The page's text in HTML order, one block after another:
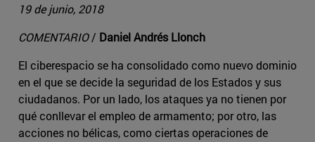
19 de junio, 2018
COMENTARIO/ Daniel Andrés Llonch
El ciberespacio se ha consolidado como nuevo dominio
en el que se decide la seguridad de los Estados y sus
ciudadanos. Por un lado, los ataques ya no tienen por
qué conllevar el empleo de armamento; por otro, las
acciones no bélicas, como ciertas operaciones de